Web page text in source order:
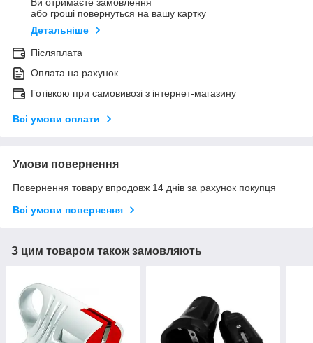
Ви отримаєте замовлення
або гроші повернуться на вашу картку
Детальніше
Післяплата
Оплата на рахунок
Готівкою при самовивозі з інтернет-магазину
Всі умови оплати
Умови повернення
Повернення товару впродовж 14 днів за рахунок покупця
Всі умови повернення
З цим товаром також замовляють